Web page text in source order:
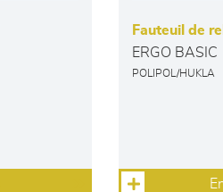
Fauteuil de
ERGO BASIC
POLIPOL/HUKLA